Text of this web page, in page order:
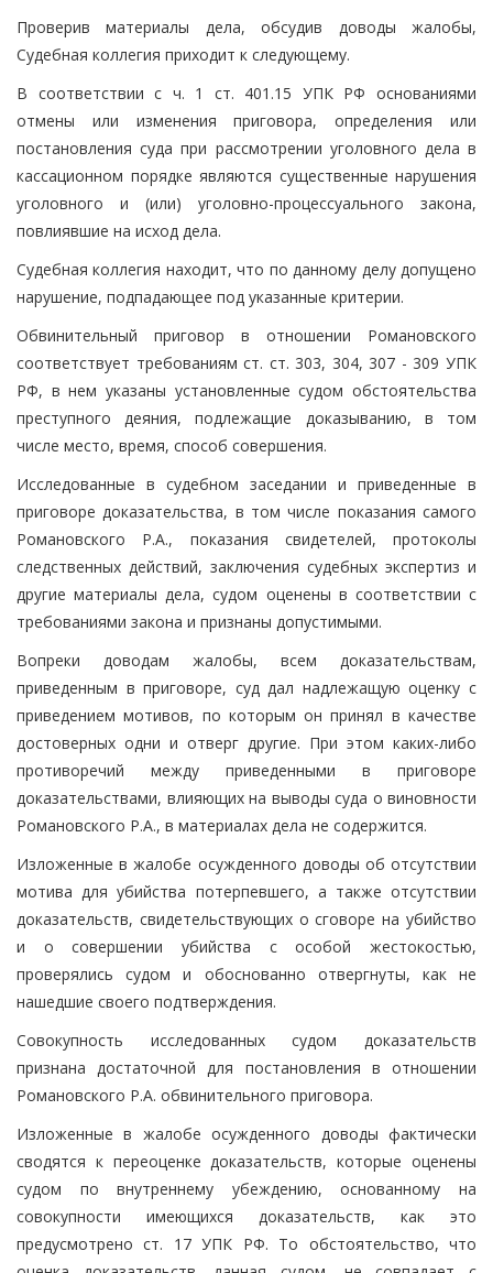
Проверив материалы дела, обсудив доводы жалобы,
Судебная коллегия приходит к следующему.
В соответствии с ч. 1 ст. 401.15 УПК РФ основаниями
отмены или изменения приговора, определения или
постановления суда при рассмотрении уголовного дела в
кассационном порядке являются существенные нарушения
уголовного и (или) уголовно-процессуального закона,
повлиявшие на исход дела.
Судебная коллегия находит, что по данному делу допущено
нарушение, подпадающее под указанные критерии.
Обвинительный приговор в отношении Романовского
соответствует требованиям ст. ст. 303, 304, 307 - 309 УПК
РФ, в нем указаны установленные судом обстоятельства
преступного деяния, подлежащие доказыванию, в том
числе место, время, способ совершения.
Исследованные в судебном заседании и приведенные в
приговоре доказательства, в том числе показания самого
Романовского Р.А., показания свидетелей, протоколы
следственных действий, заключения судебных экспертиз и
другие материалы дела, судом оценены в соответствии с
требованиями закона и признаны допустимыми.
Вопреки доводам жалобы, всем доказательствам,
приведенным в приговоре, суд дал надлежащую оценку с
приведением мотивов, по которым он принял в качестве
достоверных одни и отверг другие. При этом каких-либо
противоречий между приведенными в приговоре
доказательствами, влияющих на выводы суда о виновности
Романовского Р.А., в материалах дела не содержится.
Изложенные в жалобе осужденного доводы об отсутствии
мотива для убийства потерпевшего, а также отсутствии
доказательств, свидетельствующих о сговоре на убийство
и о совершении убийства с особой жестокостью,
проверялись судом и обоснованно отвергнуты, как не
нашедшие своего подтверждения.
Совокупность исследованных судом доказательств
признана достаточной для постановления в отношении
Романовского Р.А. обвинительного приговора.
Изложенные в жалобе осужденного доводы фактически
сводятся к переоценке доказательств, которые оценены
судом по внутреннему убеждению, основанному на
совокупности имеющихся доказательств, как это
предусмотрено ст. 17 УПК РФ. То обстоятельство, что